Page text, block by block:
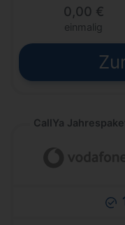
0,00 €
einmalig
CallYa